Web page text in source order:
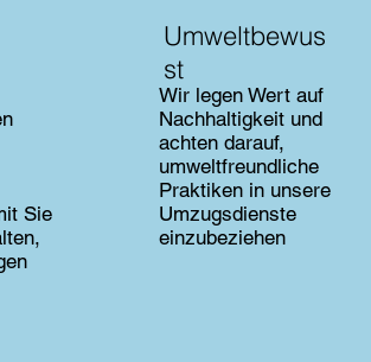
Sie
Umweltbewus
st
Wir legen Wert auf
Nachhaltigkeit und
achten darauf,
umweltfreundliche
Praktiken in unsere
Umzugsdienste
einzubeziehen